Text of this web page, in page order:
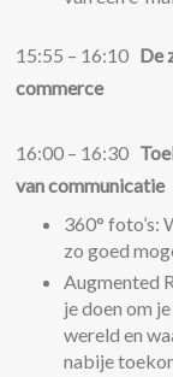
15:55 – 16:10 De
commerce
16:00 – 16:30
van communicatie
360° foto’s:
zo goed
Augmented
je doen om
wereld en
nabije